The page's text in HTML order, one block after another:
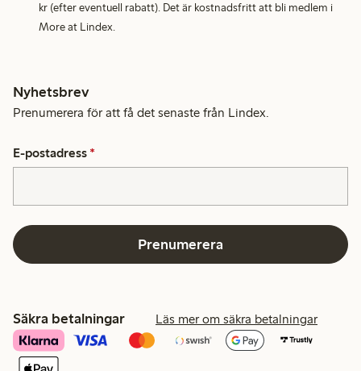
kr (efter eventuell rabatt). Det är kostnadsfritt att bli medlem i
More at Lindex.
Nyhetsbrev
Prenumerera för att få det senaste från Lindex.
E-postadress *
Prenumerera
Säkra betalningar Läs mer om säkra betalningar